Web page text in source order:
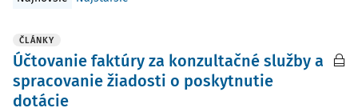
ČLÁNKY
Účtovanie faktúry za konzultačné služby a
spracovanie žiadosti o poskytnutie
dotácie